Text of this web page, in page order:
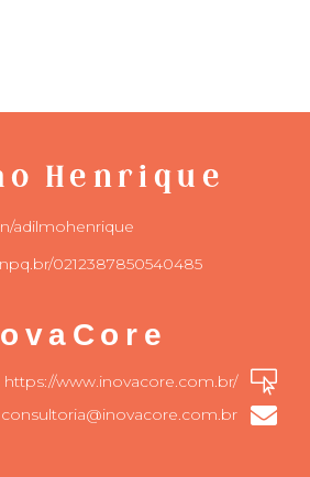
Henrique
adilmohenrique
0212387850540485

https://www.inovacore.com.br/

consultoria@inovacore.com.br